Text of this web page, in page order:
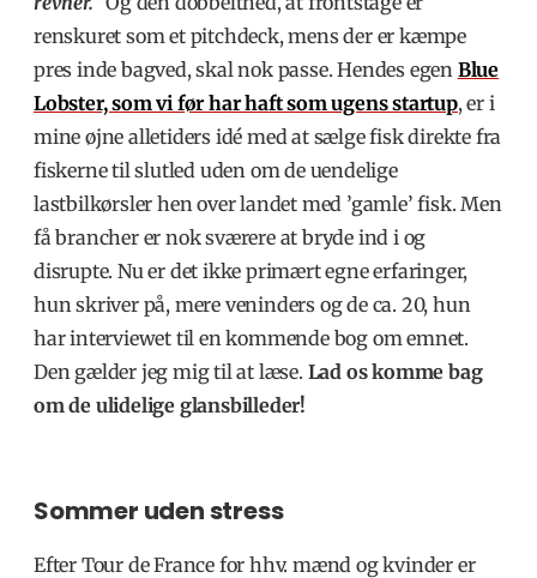
renskuret som et pitchdeck, mens der er kæmpe
pres inde bagved, skal nok passe. Hendes egen Blue
Lobster, som vi før har haft som ugens startup, er i
mine øjne alletiders idé med at sælge fisk direkte fra
fiskerne til slutled uden om de uendelige
lastbilkørsler hen over landet med ’gamle’ fisk. Men
få brancher er nok sværere at bryde ind i og
disrupte. Nu er det ikke primært egne erfaringer,
hun skriver på, mere veninders og de ca. 20, hun
har interviewet til en kommende bog om emnet.
Den gælder jeg mig til at læse. Lad os komme bag
om de ulidelige glansbilleder!
Sommer uden stress
Efter Tour de France for hhv. mænd og kvinder er